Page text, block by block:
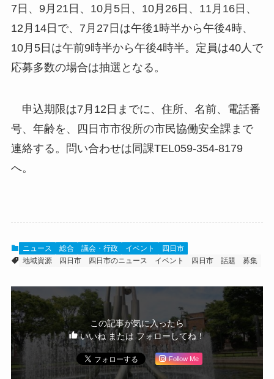
7日、9月21日、10月5日、10月26日、11月16日、
12月14日で、7月27日は午後1時半から午後4時、
10月5日は午前9時半から午後4時半。定員は40人で
応募多数の場合は抽選となる。
申込期限は7月12日までに、住所、名前、電話番
号、年齢を、四日市市役所の市民協働安全課まで
連絡する。問い合わせは同課TEL059-354-8179
へ。
ニュース 総合 議会・行政 イベント
四日市
地域資源
四日市 四日市のニュース イベント 四日市 話題 募集
この記事が気に入ったら
いいね または フォローしてね！
Follow Me